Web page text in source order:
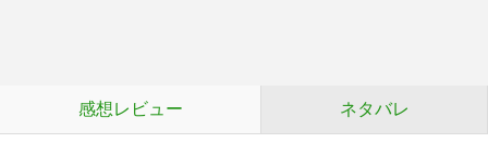
感想レビュー ネタバレ